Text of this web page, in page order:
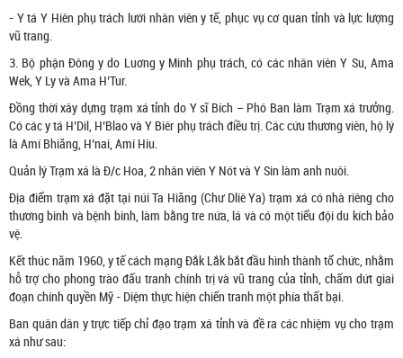
- Y tá Y Hiên phụ trách lưới nhân viên y tế, phục vụ cơ quan tỉnh và lực lượng
vũ trang.
3. Bộ phận Đông y do Luơng y Minh phụ trách, có các nhân viên Y Su, Ama
Wek, Y Ly và Ama H’Tur.
Đồng thời xây dựng trạm xá tỉnh do Y sĩ Bích – Phó Ban làm Trạm xá trưởng.
Có các y tá H’Dil, H’Blao và Y Biêr phụ trách điều trị. Các cứu thương viên, hộ lý
là Amí Bhiăng, H’nai, Amí Hiu.
Quản lý Trạm xá là Đ/c Hoa, 2 nhân viên Y Nót và Y Sin làm anh nuôi.
Địa điểm trạm xá đặt tại núi Ta Hiăng (Chư Dliê Ya) trạm xá có nhà riêng cho
thương binh và bệnh binh, làm bằng tre nứa, lá và có một tiểu đội du kích bảo
vệ.
Kết thúc năm 1960, y tế cách mạng Đắk Lắk bắt đầu hình thành tổ chức, nhằm
hỗ trợ cho phong trào đấu tranh chính trị và vũ trang của tỉnh, chấm dứt giai
đoạn chính quyền Mỹ - Diệm thực hiện chiến tranh một phía thất bại.
Ban quân dân y trực tiếp chỉ đạo trạm xá tỉnh và đề ra các nhiệm vụ cho trạm
xá như sau: